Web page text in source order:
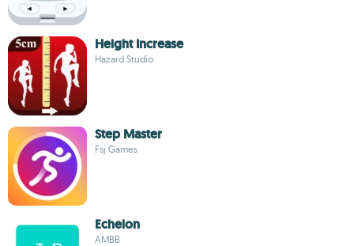
Height Increase
Hazard Studio
Step Master
Fsj Games
Echelon
AMBB